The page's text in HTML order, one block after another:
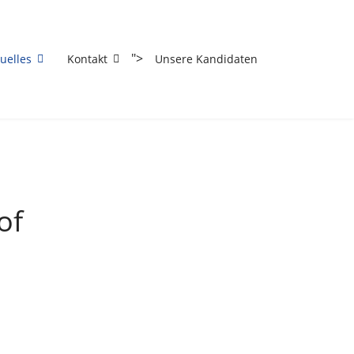
Kontakt "> Unsere Kandidaten